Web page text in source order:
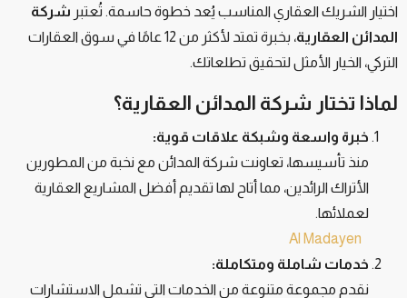
اختيار الشريك العقاري المناسب يُعد خطوة حاسمة. تُعتبرشركة
المدائن العقارية
، بخبرة تمتد لأكثر من 12 عامًا في سوق العقارات
التركي، الخيار الأمثل لتحقيق تطلعاتك.
لماذا تختار شركة المدائن العقارية؟
خبرة واسعة وشبكة علاقات قوية:
منذ تأسيسها، تعاونت شركة المدائن مع نخبة من المطورين
الأتراك الرائدين، مما أتاح لها تقديم أفضل المشاريع العقارية
لعملائها.
Al Madayen
خدمات شاملة ومتكاملة:
نقدم مجموعة متنوعة من الخدمات التي تشمل الاستشارات